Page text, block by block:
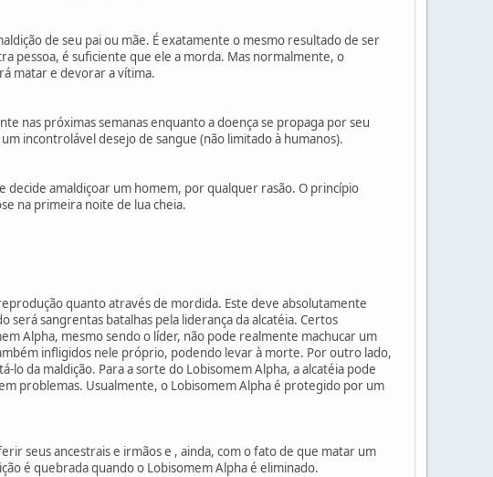
de seu pai ou mãe. É exatamente o mesmo resultado de ser
pessoa, é suficiente que ele a morda. Mas normalmente, o
matar e devorar a vítima.
nas próximas semanas enquanto a doença se propaga por seu
incontrolável desejo de sangue (não limitado à humanos).
amaldiçoar um homem, por qualquer rasão. O princípio
na primeira noite de lua cheia.
quanto através de mordida. Este deve absolutamente
sangrentas batalhas pela liderança da alcatéia. Certos
Alpha, mesmo sendo o líder, não pode realmente machucar um
infligidos nele próprio, podendo levar à morte. Por outro lado,
da maldição. Para a sorte do Lobisomem Alpha, a alcatéia pode
problemas. Usualmente, o Lobisomem Alpha é protegido por um
seus ancestrais e irmãos e , ainda, com o fato de que matar um
é quebrada quando o Lobisomem Alpha é eliminado.